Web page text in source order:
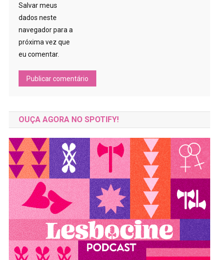
Salvar meus
dados neste
navegador para a
próxima vez que
eu comentar.
OUÇA AGORA NO SPOTIFY!